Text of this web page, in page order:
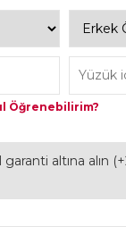
Öğrenebilirim?
garanti altına alın